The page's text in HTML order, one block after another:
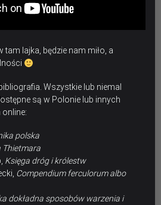
tam lajka, będzie nam miło, a
Wszystkie lub niemal
są w Polonie lub innych
polska
Thietmara
Księga dróg i królestw
Compendium ferculorum albo
dokładna sposobów warzenia i